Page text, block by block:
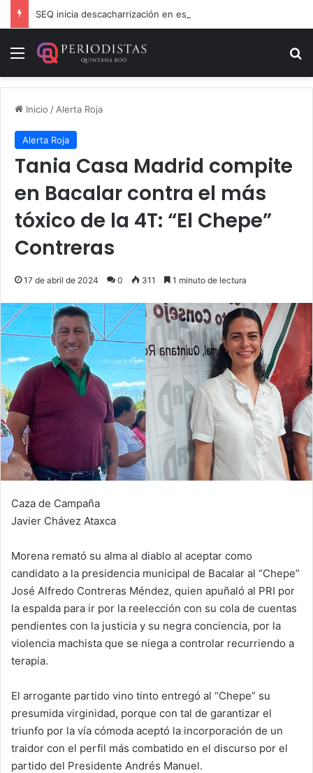
Menú
Inicio / Alerta Roja
Alerta Roja
Tania Casa Madrid compite
en Bacalar contra el más
tóxico de la 4T: “El Chepe”
Contreras
17 de abril de 2024 0 311 1 minuto de lectura
Caza de Campaña
Javier Chávez Ataxca
Morena remató su alma al diablo al aceptar como
candidato a la presidencia municipal de Bacalar al “Chepe”
José Alfredo Contreras Méndez, quien apuñaló al PRI por
la espalda para ir por la reelección con su cola de cuentas
pendientes con la justicia y su negra conciencia, por la
violencia machista que se niega a controlar recurriendo a
terapia.
El arrogante partido vino tinto entregó al “Chepe” su
presumida virginidad, porque con tal de garantizar el
triunfo por la vía cómoda aceptó la incorporación de un
traidor con el perfil más combatido en el discurso por el
partido del Presidente Andrés Manuel.